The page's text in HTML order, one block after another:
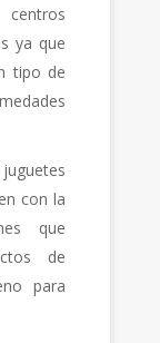
ya que
tipo de
con la
que
de
para